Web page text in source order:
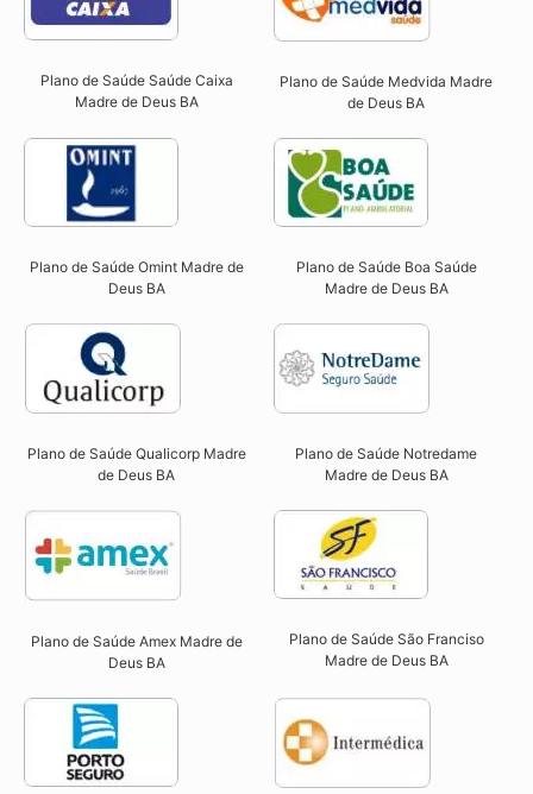
Plano de Saúde Saúde Caixa
Madre de Deus BA​
Plano de Saúde Medvida Madre
de Deus BA
Plano de Saúde Omint Madre de
Deus BA​
Plano de Saúde Boa Saúde
Madre de Deus BA​
Plano de Saúde Qualicorp Madre
de Deus BA​
Plano de Saúde Notredame
Madre de Deus BA​
Plano de Saúde Amex Madre de
Deus BA
Plano de Saúde São Franciso
Madre de Deus BA​